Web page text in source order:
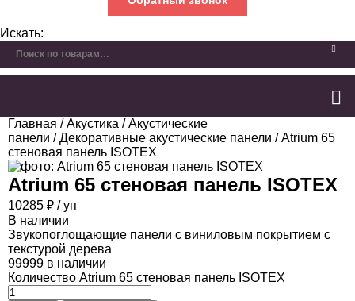
Искать:
Главная /Акустика /Акустические
панели /Декоративные акустические панели / Atrium 65
стеновая панель ISOTEX
Atrium 65 стеновая панель ISOTEX
10285 ₽ / уп
В наличии
Звукопоглощающие панели с виниловым покрытием с
текстурой дерева
99999 в наличии
Количество Atrium 65 стеновая панель ISOTEX